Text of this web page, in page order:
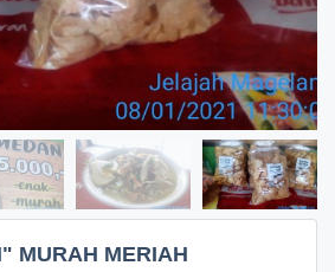
MURAH MERIAH